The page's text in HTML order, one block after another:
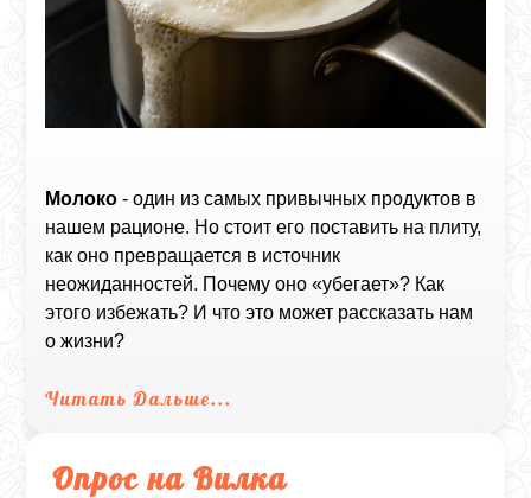
Молоко - один из самых привычных продуктов в
нашем рационе. Но стоит его поставить на плиту,
как оно превращается в источник
неожиданностей. Почему оно «убегает»? Как
этого избежать? И что это может рассказать нам
о жизни?
Читать Дальше...
Опрос на Вилка